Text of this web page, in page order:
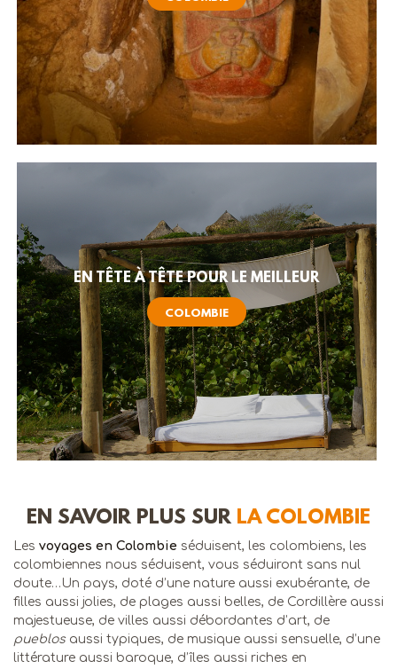
EN TÊTE À TÊTE POUR LE MEILLEUR
COLOMBIE
EN SAVOIR PLUS SUR LA COLOMBIE
Les voyages en Colombie séduisent, les colombiens, les
colombiennes nous séduisent, vous séduiront sans nul
doute…Un pays, doté d’une nature aussi exubérante, de
filles aussi jolies, de plages aussi belles, de Cordillère aussi
majestueuse, de villes aussi débordantes d’art, de
pueblosaussi typiques, de musique aussi sensuelle, d’une
littérature aussi baroque, d’îles aussi riches en